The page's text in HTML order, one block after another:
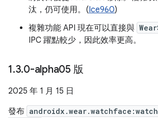
汰，仍可使用。(Ice960)
複雜功能 API 現在可以直接與
IPC 躍點較少，因此效率更高。
1.3.0-alpha05 版
2025 年 1 月 15 日
發布